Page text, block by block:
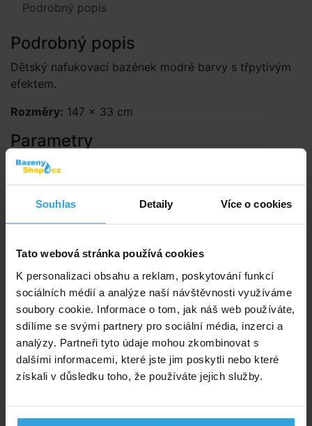
Souhlas Detaily Více o cookies
Tato webová stránka používá cookies
K personalizaci obsahu a reklam, poskytování funkcí
sociálních médií a analýze naší návštěvnosti využíváme
soubory cookie. Informace o tom, jak náš web používáte,
sdílíme se svými partnery pro sociální média, inzerci a
analýzy. Partneři tyto údaje mohou zkombinovat s
dalšími informacemi, které jste jim poskytli nebo které
získali v důsledku toho, že používáte jejich služby.
Podrobný popis
Podrobný popis
Dětský nafukovací bazének modré barvy s třpytivým
efektem.
Rozměry: 147 × 33 cm
Parametry
Tvar:
Průměr:
Typ stěny: nafukovací
Alternativní produkty
INTEX 59416 dětský bazén Crystal Blue 114x25cm